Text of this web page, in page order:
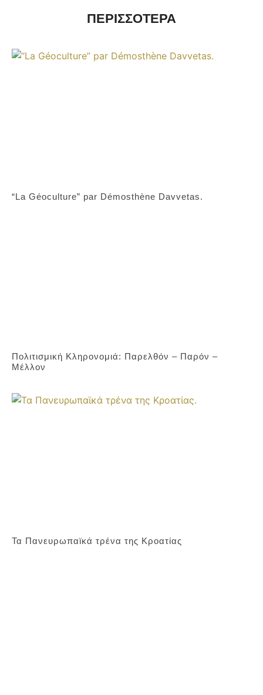
ΠΕΡΙΣΣΟΤΕΡΑ
“La Géoculture” par Démosthène Davvetas.
Πολιτισμική Κληρονομιά: Παρελθόν – Παρόν –
Μέλλον
Τα Πανευρωπαϊκά τρένα της Κροατίας